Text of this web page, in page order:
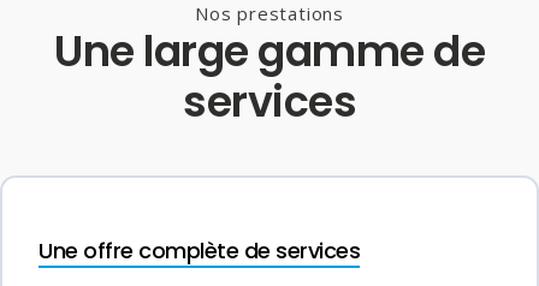
Nos prestations
Une large gamme de
services
Une offre complète de services